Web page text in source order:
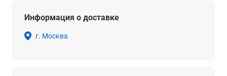
Информация о доставке
г. Москва